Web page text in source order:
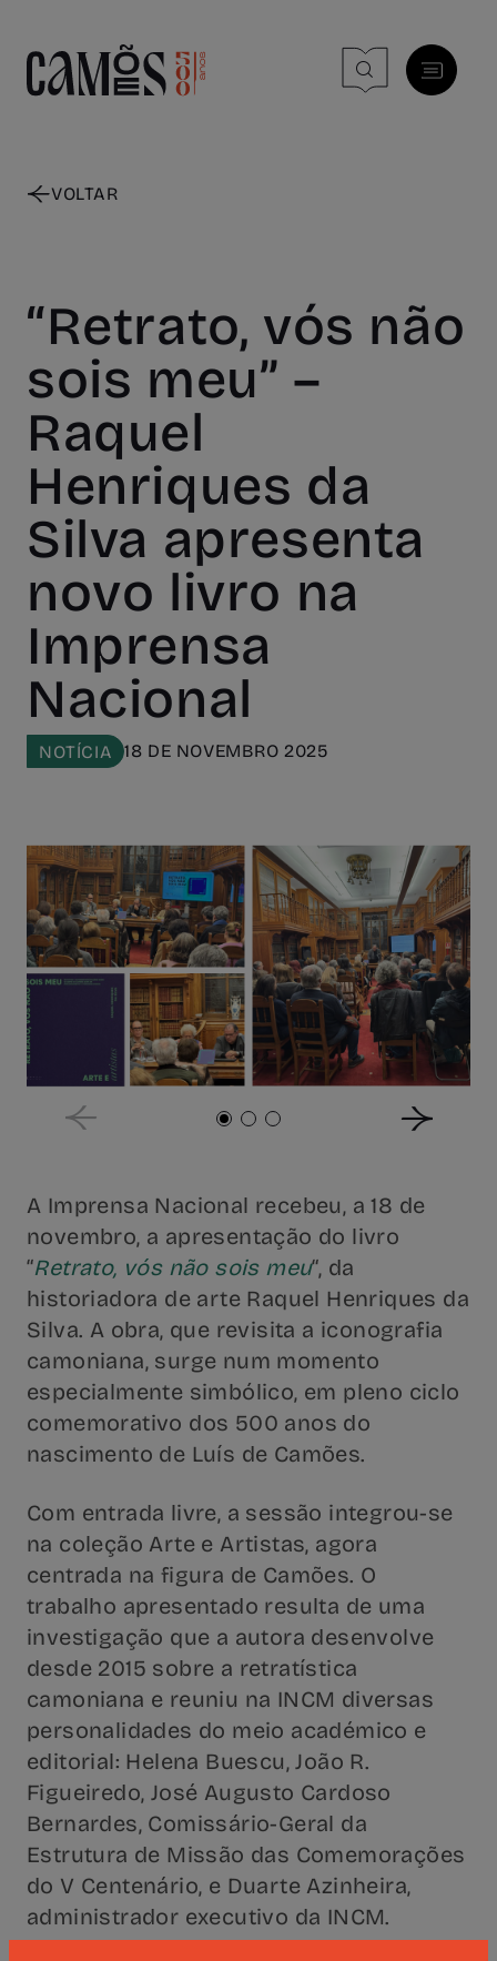
VOLTAR
“Retrato, vós não
sois meu” –
Raquel
Henriques da
Silva apresenta
novo livro na
Imprensa
Nacional
NOTÍCIA 18 DE NOVEMBRO 2025
A Imprensa Nacional recebeu, a 18 de
novembro, a apresentação do livro
“Retrato, vós não sois meu“, da
historiadora de arte Raquel Henriques da
Silva. A obra, que revisita a iconografia
camoniana, surge num momento
especialmente simbólico, em pleno ciclo
comemorativo dos 500 anos do
nascimento de Luís de Camões.
Com entrada livre, a sessão integrou-se
na coleção Arte e Artistas, agora
centrada na figura de Camões. O
trabalho apresentado resulta de uma
investigação que a autora desenvolve
desde 2015 sobre a retratística
camoniana e reuniu na INCM diversas
personalidades do meio académico e
editorial: Helena Buescu, João R.
Figueiredo, José Augusto Cardoso
Bernardes, Comissário-Geral da
Estrutura de Missão das Comemorações
do V Centenário, e Duarte Azinheira,
administrador executivo da INCM.